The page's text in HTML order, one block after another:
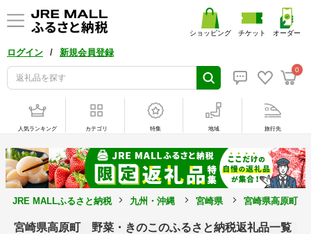
ログイン / 新規会員登録
0
ショッピング チケット オーダー
人気ランキング カテゴリ 特集 地域 旅行先
JRE MALLふるさと納税 九州・沖縄 宮崎県 宮崎県高原町
宮崎県高原町 野菜・きのこのふるさと納税返礼品一覧